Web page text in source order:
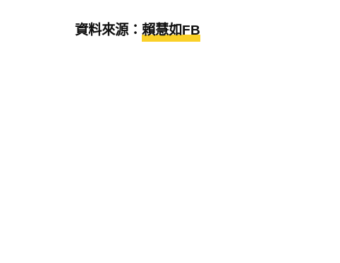
資料來源： 賴慧如FB